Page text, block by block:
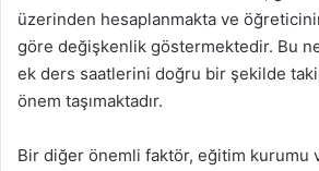
üzerinden hesaplanmakta ve
göre değişkenlik göstermektedir. Bu
ek ders saatlerini doğru bir şekilde
önem taşımaktadır.
Bir diğer önemli faktör, eğitim kurumu